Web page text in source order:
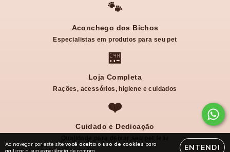
Ao navegar por este site você aceita o uso de cookies para
ENTENDI
🐾
Aconchego dos Bichos
Especialistas em produtos para seu pet
🏪
Loja Completa
Rações, acessórios, higiene e cuidados
❤️
Cuidado e Dedicação